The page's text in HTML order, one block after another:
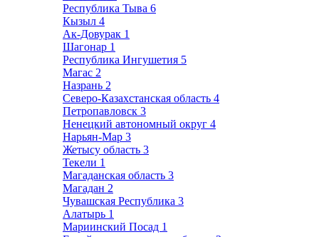
Республика Тыва 6
Кызыл 4
Ак-Довурак 1
Шагонар 1
Республика Ингушетия 5
Магас 2
Назрань 2
Северо-Казахстанская область 4
Петропавловск 3
Ненецкий автономный округ 4
Нарьян-Мар 3
Жетысу область 3
Текели 1
Магаданская область 3
Магадан 2
Чувашская Республика 3
Алатырь 1
Мариинский Посад 1